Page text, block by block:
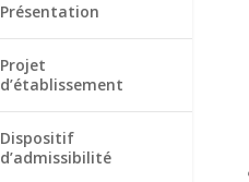
Présentation
Projet
d’établissement
Dispositif
d’admissibilité